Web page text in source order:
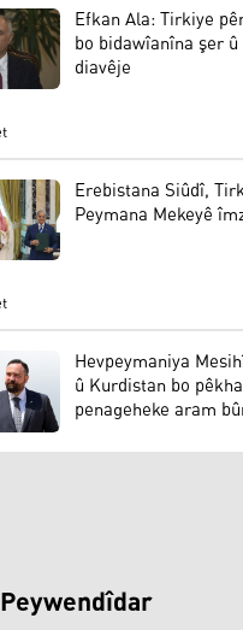
Efkan Ala: Tirkiye
bo bidawîanîna şer
diavêje
Erebistana Siûdî,
Peymana Mekeyê
Hevpeymaniya
û Kurdistan bo
penageheke aram